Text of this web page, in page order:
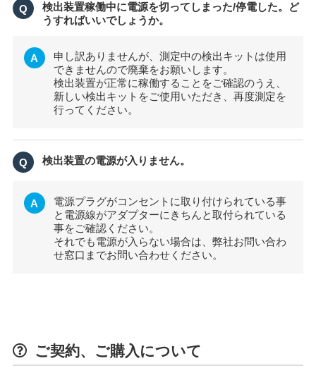
Q
検出装置稼働中に電源を切ってしまった/停電した。ど
うすればいいでしょうか。
A
申し訳ありませんが、測定中の検出キットは使用
できませんので廃棄をお願いします。
検出装置が正常に稼働することをご確認のうえ、
新しい検出キットをご使用いただき、再度測定を
行ってください。
Q 検出装置の電源が入りません。
A
電源プラグがコンセントに取り付けられている事
と電源線がアダプターにきちんと取付られている
事をご確認ください。
それでも電源が入らない場合は、弊社お問い合わ
せ窓口までお問い合わせください。
ご契約、ご購入について